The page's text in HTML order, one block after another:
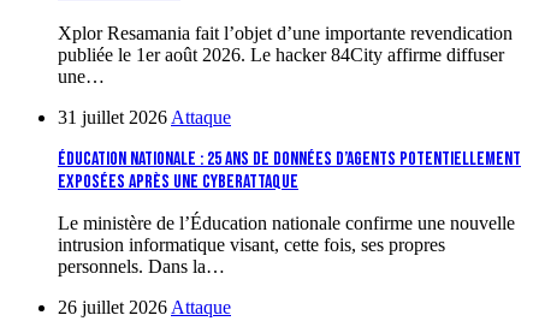
Xplor Resamania fait l’objet d’une importante revendication
publiée le 1er août 2026. Le hacker 84City affirme diffuser
une…
31 juillet 2026Attaque
Éducation nationale : 25 ans de données d’agents potentiellement
exposées après une cyberattaque
Le ministère de l’Éducation nationale confirme une nouvelle
intrusion informatique visant, cette fois, ses propres
personnels. Dans la…
26 juillet 2026Attaque